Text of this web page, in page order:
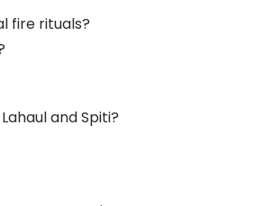
fire rituals?
and Spiti?